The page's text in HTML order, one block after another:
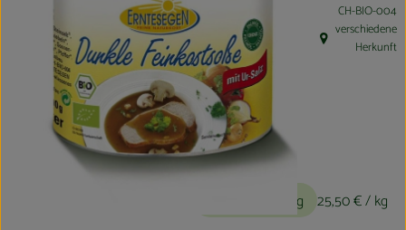
Aktionen & Neues
Naturkost
Getränke
Haushaltswaren
/ 200g 25,50 €/ kg
, Kontrollstelle:
CH-BIO-004
, Herkunft:
verschiedene
Herkunft